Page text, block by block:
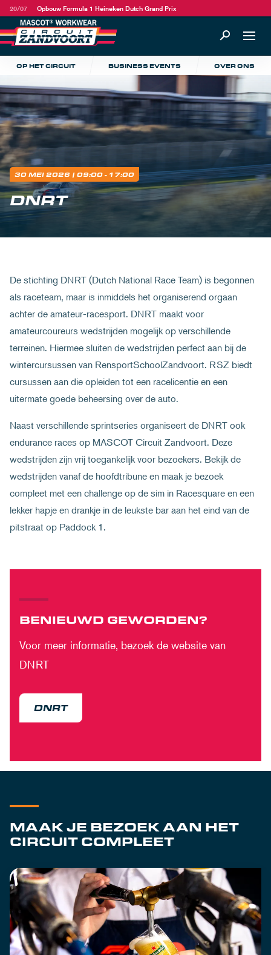
20/07 Opbouw Formula 1 Heineken Dutch Grand Prix
OP HET CIRCUIT BUSINESS EVENTS OVER ONS
30 MEI 2026 | 09:00 - 17:00
DNRT
De stichting DNRT (Dutch National Race Team) is begonnen
als raceteam, maar is inmiddels het organiserend orgaan
achter de amateur-racesport. DNRT maakt voor
amateurcoureurs wedstrijden mogelijk op verschillende
terreinen. Hiermee sluiten de wedstrijden perfect aan bij de
wintercursussen van RensportSchoolZandvoort. RSZ biedt
cursussen aan die opleiden tot een racelicentie en een
uitermate goede beheersing over de auto.
Naast verschillende sprintseries organiseert de DNRT ook
endurance races op MASCOT Circuit Zandvoort. Deze
wedstrijden zijn vrij toegankelijk voor bezoekers. Bekijk de
wedstrijden vanaf de hoofdtribune en maak je bezoek
compleet met een challenge op de sim in Racesquare en een
lekker hapje en drankje in de leukste bar aan het eind van de
pitstraat op Paddock 1.
BENIEUWD GEWORDEN?
Voor meer informatie, bezoek de website van
DNRT
DNRT
MAAK JE BEZOEK AAN HET
CIRCUIT COMPLEET